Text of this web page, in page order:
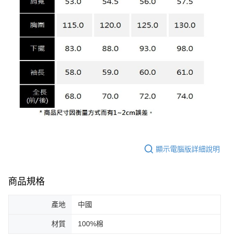
顯示電腦版詳細說明
商品規格
產地 中國
材質 100%棉